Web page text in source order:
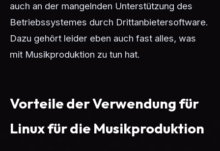
auch an der mangelnden Unterstützung des
Betriebssystemes durch Drittanbietersoftware.
Dazu gehört leider eben auch fast alles, was
mit Musikproduktion zu tun hat.
Vorteile der Verwendung für
Linux für die Musikproduktion